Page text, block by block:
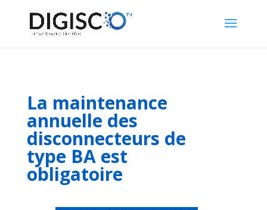
La maintenance
annuelle des
disconnecteurs de
type BA est
obligatoire